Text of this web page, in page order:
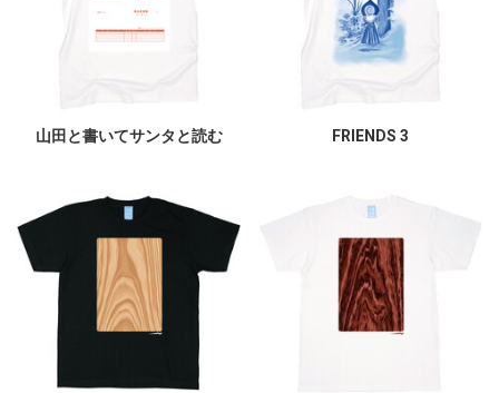
山田と書いてサンタと読む FRIENDS 3